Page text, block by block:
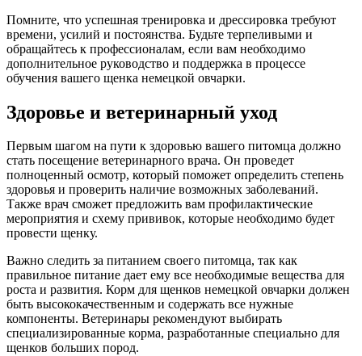
Помните, что успешная тренировка и дрессировка требуют
времени, усилий и постоянства. Будьте терпеливыми и
обращайтесь к профессионалам, если вам необходимо
дополнительное руководство и поддержка в процессе
обучения вашего щенка немецкой овчарки.
Здоровье и ветеринарный уход
Первым шагом на пути к здоровью вашего питомца должно
стать посещение ветеринарного врача. Он проведет
полноценный осмотр, который поможет определить степень
здоровья и проверить наличие возможных заболеваний.
Также врач сможет предложить вам профилактические
мероприятия и схему прививок, которые необходимо будет
провести щенку.
Важно следить за питанием своего питомца, так как
правильное питание дает ему все необходимые вещества для
роста и развития. Корм для щенков немецкой овчарки должен
быть высококачественным и содержать все нужные
компоненты. Ветеринары рекомендуют выбирать
специализированные корма, разработанные специально для
щенков больших пород.